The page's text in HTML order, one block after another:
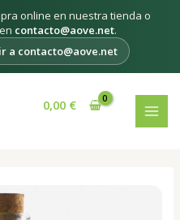
online en nuestra tienda o
contacto@aove.net.
a contacto@aove.net
0,00 €